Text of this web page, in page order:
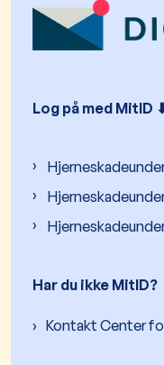
Log på med MitID
Har du ikke MitID?
Kontakt Center